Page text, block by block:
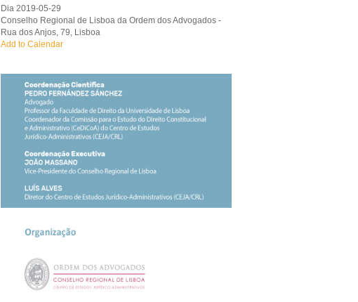
Dia 2019-05-29
Conselho Regional de Lisboa da Ordem dos Advogados -
Rua dos Anjos, 79, Lisboa
Add to Calendar